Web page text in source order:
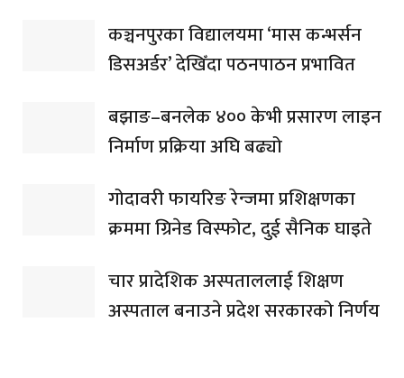
कञ्चनपुरका विद्यालयमा ‘मास कन्भर्सन
डिसअर्डर’ देखिँदा पठनपाठन प्रभावित
बझाङ–बनलेक ४०० केभी प्रसारण लाइन
निर्माण प्रक्रिया अघि बढ्यो
गोदावरी फायरिङ रेन्जमा प्रशिक्षणका
क्रममा ग्रिनेड विस्फोट, दुई सैनिक घाइते
चार प्रादेशिक अस्पताललाई शिक्षण
अस्पताल बनाउने प्रदेश सरकारको निर्णय